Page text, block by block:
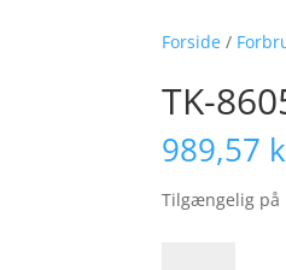
Forside /
TK-
989,57
Tilgængelig på